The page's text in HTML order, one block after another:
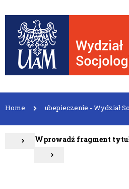
Home ubepieczenie - Wydział
Wprowadź fragment